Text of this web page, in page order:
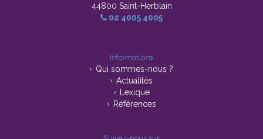
44800 Saint-Herblain
02 4005 4005
Informations
Qui sommes-nous ?
Actualités
Lexique
Références